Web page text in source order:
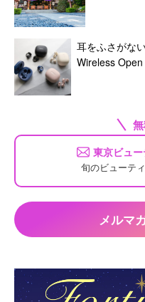
耳をふさがな
Wireless Open
東京ビュ
旬のビューテ
メルマ